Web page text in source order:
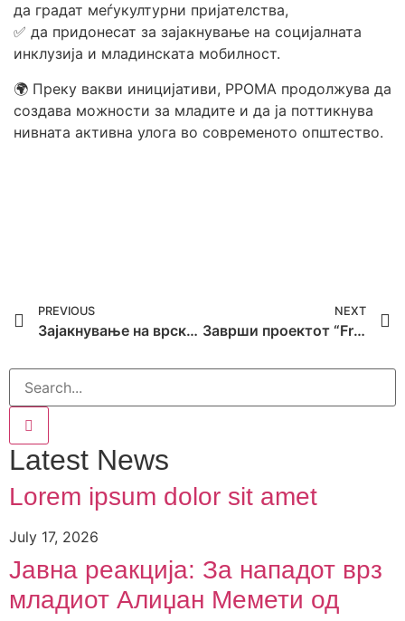
да градат меѓукултурни пријателства,
✅ да придонесат за зајакнување на социјалната
инклузија и младинската мобилност.
🌍 Преку вакви иницијативи, РРОМА продолжува да
создава можности за младите и да ја поттикнува
нивната активна улога во современото општество.
PREVIOUS
Зајакнување на врските: Работата на RROMA низ Европа
NEXT
Заврши проектот “From Awareness To Action – Youth and the Roma Holocaust”
Latest News
Lorem ipsum dolor sit amet
July 17, 2026
Јавна реакција: Зa нападот врз
младиот Алиџан Мемети од